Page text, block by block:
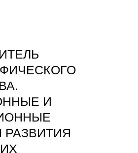
И
РАЗВИТИЯ